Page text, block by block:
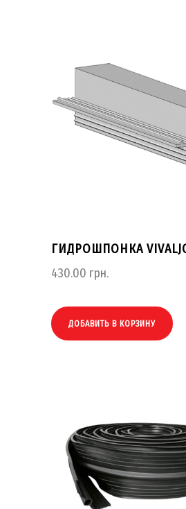
ГИДРОШПОНКА
430.00 грн.
ДОБАВИТЬ В КОРЗИНУ